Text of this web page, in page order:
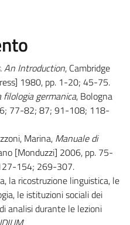
An Introduction, Cambridge
1980, pp. 1-20; 45-75.
filologia germanica, Bologna
77-82; 87; 91-108; 118-
Marina, Manuale di
[Monduzzi] 2006, pp. 75-
154; 269-307.
la ricostruzione linguistica, le
le istituzioni sociali dei
analisi durante le lezioni